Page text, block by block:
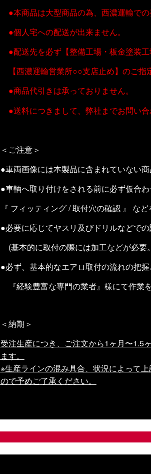
●本商品は大型商品の為、西濃運輸での
●個人宅への配送が出来ません。
●配送先を必ず【整備工場・板金塗装
【西濃運輸営業所○○支店止め】のご指
●商品代引きは承っておりません。
●送料につきまして、弊社までお問い合
＜ ご注意＞
●車両画像には本製品に含まれていない商
●車輌へ取り付けをされる前に必ず仮合
『 フィッティング / 取付穴の確認 』 など
●必要に応じてヤスリ及びドリルなどで
(基本的に取付の際には加工などが必要
●必ず、基本的なエアロ取付の流れの把
『経験豊富な専門の業者』様にて作業
＜納期＞
受注生産につき、ご注文から1ヶ月〜1.5
ます。
※生産ラインの混み具合、状況によって
ので予めご了承ください。